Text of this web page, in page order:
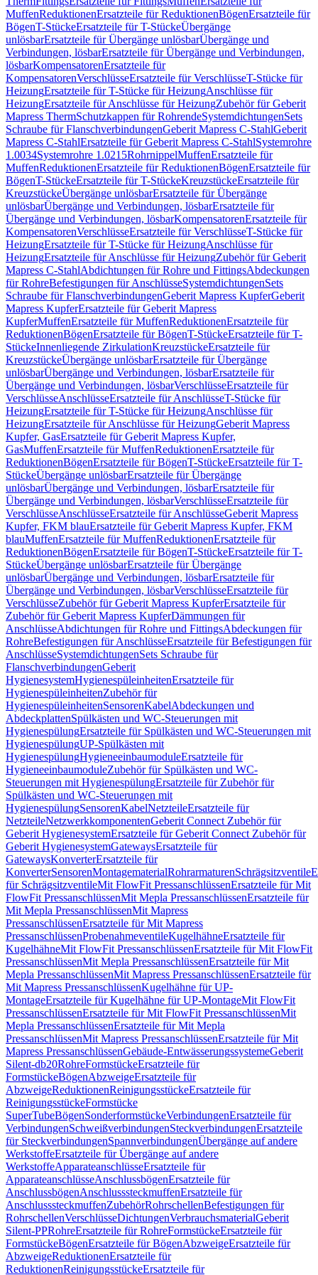
MuffenReduktionenErsatzteile für ReduktionenBögenErsatzteile für
BögenT-StückeErsatzteile für T-StückeÜbergänge
unlösbarErsatzteile für Übergänge unlösbarÜbergänge und
Verbindungen, lösbarErsatzteile für Übergänge und Verbindungen,
lösbarKompensatorenErsatzteile für
KompensatorenVerschlüsseErsatzteile für VerschlüsseT-Stücke für
HeizungErsatzteile für T-Stücke für HeizungAnschlüsse für
HeizungErsatzteile für Anschlüsse für HeizungZubehör für Geberit
Mapress ThermSchutzkappen für RohrendeSystemdichtungenSets
Schraube für FlanschverbindungenGeberit Mapress C-StahlGeberit
Mapress C-StahlErsatzteile für Geberit Mapress C-StahlSystemrohre
1.0034Systemrohre 1.0215RohrnippelMuffenErsatzteile für
MuffenReduktionenErsatzteile für ReduktionenBögenErsatzteile für
BögenT-StückeErsatzteile für T-StückeKreuzstückeErsatzteile für
KreuzstückeÜbergänge unlösbarErsatzteile für Übergänge
unlösbarÜbergänge und Verbindungen, lösbarErsatzteile für
Übergänge und Verbindungen, lösbarKompensatorenErsatzteile für
KompensatorenVerschlüsseErsatzteile für VerschlüsseT-Stücke für
HeizungErsatzteile für T-Stücke für HeizungAnschlüsse für
HeizungErsatzteile für Anschlüsse für HeizungZubehör für Geberit
Mapress C-StahlAbdichtungen für Rohre und FittingsAbdeckungen
für RohreBefestigungen für AnschlüsseSystemdichtungenSets
Schraube für FlanschverbindungenGeberit Mapress KupferGeberit
Mapress KupferErsatzteile für Geberit Mapress
KupferMuffenErsatzteile für MuffenReduktionenErsatzteile für
ReduktionenBögenErsatzteile für BögenT-StückeErsatzteile für T-
StückeInnenliegende ZirkulationKreuzstückeErsatzteile für
KreuzstückeÜbergänge unlösbarErsatzteile für Übergänge
unlösbarÜbergänge und Verbindungen, lösbarErsatzteile für
Übergänge und Verbindungen, lösbarVerschlüsseErsatzteile für
VerschlüsseAnschlüsseErsatzteile für AnschlüsseT-Stücke für
HeizungErsatzteile für T-Stücke für HeizungAnschlüsse für
HeizungErsatzteile für Anschlüsse für HeizungGeberit Mapress
Kupfer, GasErsatzteile für Geberit Mapress Kupfer,
GasMuffenErsatzteile für MuffenReduktionenErsatzteile für
ReduktionenBögenErsatzteile für BögenT-StückeErsatzteile für T-
StückeÜbergänge unlösbarErsatzteile für Übergänge
unlösbarÜbergänge und Verbindungen, lösbarErsatzteile für
Übergänge und Verbindungen, lösbarVerschlüsseErsatzteile für
VerschlüsseAnschlüsseErsatzteile für AnschlüsseGeberit Mapress
Kupfer, FKM blauErsatzteile für Geberit Mapress Kupfer, FKM
blauMuffenErsatzteile für MuffenReduktionenErsatzteile für
ReduktionenBögenErsatzteile für BögenT-StückeErsatzteile für T-
StückeÜbergänge unlösbarErsatzteile für Übergänge
unlösbarÜbergänge und Verbindungen, lösbarErsatzteile für
Übergänge und Verbindungen, lösbarVerschlüsseErsatzteile für
VerschlüsseZubehör für Geberit Mapress KupferErsatzteile für
Zubehör für Geberit Mapress KupferDämmungen für
AnschlüsseAbdichtungen für Rohre und FittingsAbdeckungen für
RohreBefestigungen für AnschlüsseErsatzteile für Befestigungen für
AnschlüsseSystemdichtungenSets Schraube für
FlanschverbindungenGeberit
HygienesystemHygienespüleinheitenErsatzteile für
HygienespüleinheitenZubehör für
HygienespüleinheitenSensorenKabelAbdeckungen und
AbdeckplattenSpülkästen und WC-Steuerungen mit
HygienespülungErsatzteile für Spülkästen und WC-Steuerungen mit
HygienespülungUP-Spülkästen mit
HygienespülungHygieneeinbaumoduleErsatzteile für
HygieneeinbaumoduleZubehör für Spülkästen und WC-
Steuerungen mit HygienespülungErsatzteile für Zubehör für
Spülkästen und WC-Steuerungen mit
HygienespülungSensorenKabelNetzteileErsatzteile für
NetzteileNetzwerkkomponentenGeberit Connect Zubehör für
Geberit HygienesystemErsatzteile für Geberit Connect Zubehör für
Geberit HygienesystemGatewaysErsatzteile für
GatewaysKonverterErsatzteile für
KonverterSensorenMontagematerialRohrarmaturenSchrägsitzventile
für SchrägsitzventileMit FlowFit PressanschlüssenErsatzteile für Mit
FlowFit PressanschlüssenMit Mepla PressanschlüssenErsatzteile für
Mit Mepla PressanschlüssenMit Mapress
PressanschlüssenErsatzteile für Mit Mapress
PressanschlüssenProbenahmeventileKugelhähneErsatzteile für
KugelhähneMit FlowFit PressanschlüssenErsatzteile für Mit FlowFit
PressanschlüssenMit Mepla PressanschlüssenErsatzteile für Mit
Mepla PressanschlüssenMit Mapress PressanschlüssenErsatzteile für
Mit Mapress PressanschlüssenKugelhähne für UP-
MontageErsatzteile für Kugelhähne für UP-MontageMit FlowFit
PressanschlüssenErsatzteile für Mit FlowFit PressanschlüssenMit
Mepla PressanschlüssenErsatzteile für Mit Mepla
PressanschlüssenMit Mapress PressanschlüssenErsatzteile für Mit
Mapress PressanschlüssenGebäude-EntwässerungssystemeGeberit
Silent-db20RohreFormstückeErsatzteile für
FormstückeBögenAbzweigeErsatzteile für
AbzweigeReduktionenReinigungsstückeErsatzteile für
ReinigungsstückeFormstücke
SuperTubeBögenSonderformstückeVerbindungenErsatzteile für
VerbindungenSchweißverbindungenSteckverbindungenErsatzteile
für SteckverbindungenSpannverbindungenÜbergänge auf andere
WerkstoffeErsatzteile für Übergänge auf andere
WerkstoffeApparateanschlüsseErsatzteile für
ApparateanschlüsseAnschlussbögenErsatzteile für
AnschlussbögenAnschlusssteckmuffenErsatzteile für
AnschlusssteckmuffenZubehörRohrschellenBefestigungen für
RohrschellenVerschlüsseDichtungenVerbrauchsmaterialGeberit
Silent-PPRohreErsatzteile für RohreFormstückeErsatzteile für
FormstückeBögenErsatzteile für BögenAbzweigeErsatzteile für
AbzweigeReduktionenErsatzteile für
ReduktionenReinigungsstückeErsatzteile für